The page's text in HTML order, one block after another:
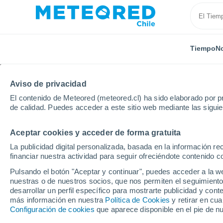
Aviso de privacidad
El contenido de Meteored (meteored.cl) ha sido elaborado por
de calidad. Puedes acceder a este sitio web mediante las
Aceptar cookies y acceder de forma gratuita
La publicidad digital personalizada, basada en la información
financiar nuestra actividad para seguir ofreciéndote contenido
Pulsando el botón "Aceptar y continuar", puedes acceder a la
nuestras o de nuestros socios, que nos permiten el
desarrollar un perfil específico para mostrarte publicidad y
más información en nuestra Política de Cookies y retirar en
Configuración de cookies que aparece disponible en el pie de
Tiempo
Inicio India Himachal Pradesh Jibhi
El Tiempo en Jibhi
06:37 Sábado